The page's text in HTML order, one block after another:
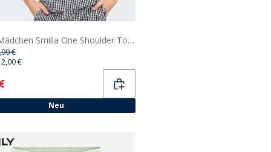
Only Mädchen Smilla One Shoulder Top Schwarz
€
€
Neu